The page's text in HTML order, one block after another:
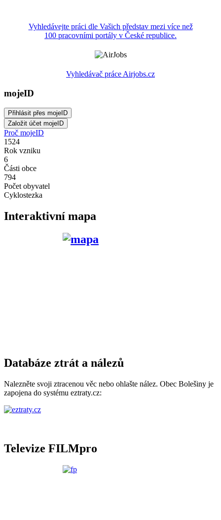
Vyhledávejte práci dle Vašich představ mezi více než
100 pracovními portály v České republice.
Vyhledávač práce Airjobs.cz
mojeID
Proč mojeID
1524
Rok vzniku
6
Části obce
794
Počet obyvatel
Cyklostezka
Interaktivní mapa
Databáze ztrát a nálezů
Nalezněte svoji ztracenou věc nebo ohlašte nález. Obec Bolešiny je
zapojena do systému eztraty.cz:
Televize FILMpro